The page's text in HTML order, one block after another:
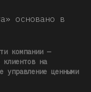
основано в
компании —
клиентов на
управление ценными